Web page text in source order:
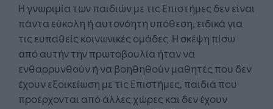
Η γνωριμία των παιδιών με τις Επιστήμες δεν είναι
πάντα εύκολη ή αυτονόητη υπόθεση, ειδικά για
τις ευπαθείς κοινωνικές ομάδες. Η σκέψη πίσω
από αυτήν την πρωτοβουλία ήταν να
ενθαρρυνθούν ή να βοηθηθούν μαθητές που δεν
έχουν εξοικείωση με τις Επιστήμες, παιδιά που
προέρχονται από άλλες χώρες και δεν έχουν